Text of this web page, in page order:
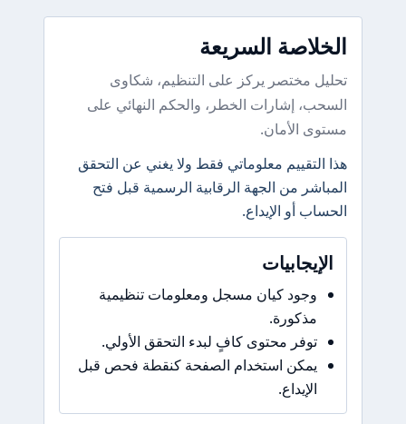
الخلاصة السريعة
تحليل مختصر يركز على التنظيم، شكاوى
السحب، إشارات الخطر، والحكم النهائي على
مستوى الأمان.
هذا التقييم معلوماتي فقط ولا يغني عن التحقق
المباشر من الجهة الرقابية الرسمية قبل فتح
الحساب أو الإيداع.
الإيجابيات
وجود كيان مسجل ومعلومات تنظيمية
مذكورة.
توفر محتوى كافٍ لبدء التحقق الأولي.
يمكن استخدام الصفحة كنقطة فحص قبل
الإيداع.